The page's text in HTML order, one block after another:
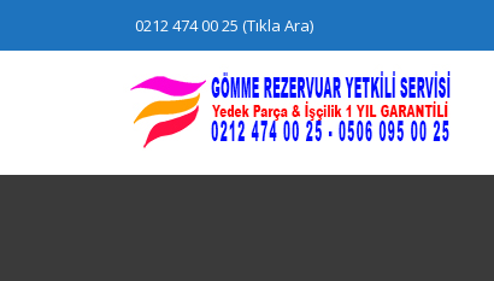
0212 474 00 25 (Tıkla Ara)